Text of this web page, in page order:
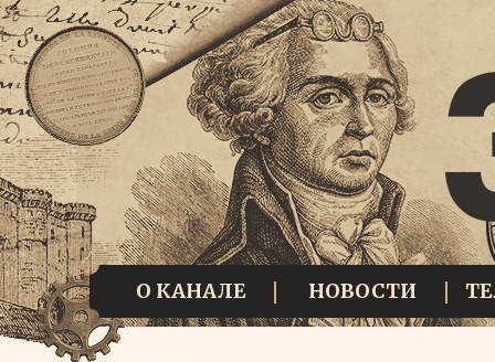
О КАНАЛЕ НОВОСТИ